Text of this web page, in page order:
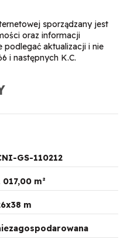
sporządzany jest
oraz informacji
podlegać aktualizacji i nie
i następnych K.C.
GS-110212
017,00 m²
m